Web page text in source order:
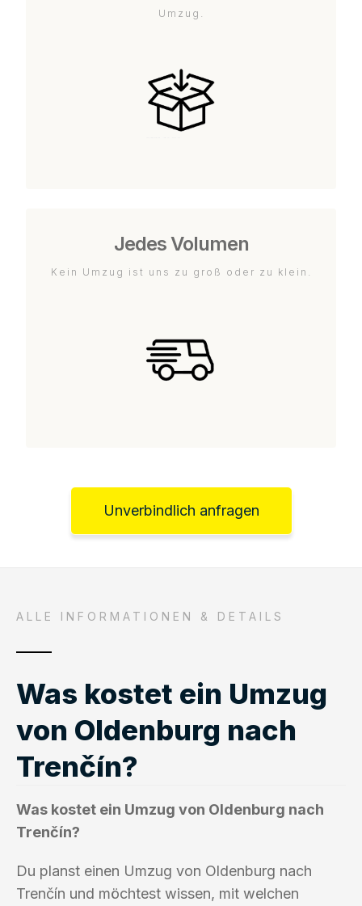
Umzug.
Jedes Volumen
Kein Umzug ist uns zu groß oder zu klein.
Unverbindlich anfragen
ALLE INFORMATIONEN & DETAILS
Was kostet ein Umzug
von Oldenburg nach
Trenčín?
Was kostet ein Umzug von Oldenburg nach
Trenčín?
Du planst einen Umzug von Oldenburg nach
Trenčín und möchtest wissen, mit welchen